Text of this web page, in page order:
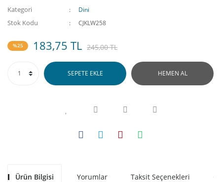
Kategori Dini
Stok Kodu CJKLW258
%25 183,75 TL 245,00 TL
SEPETE EKLE HEMEN AL
Ürün Bilgisi Yorumlar Taksit Seçenekleri